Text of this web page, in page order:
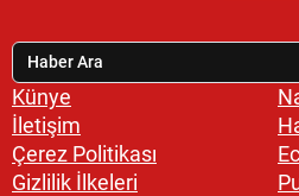
Künye
İletişim
Çerez Politikası
Gizlilik İlkeleri